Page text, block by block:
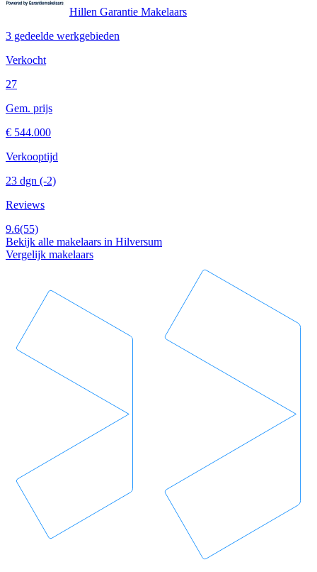
Hillen Garantie Makelaars
3 gedeelde werkgebieden
Verkocht
27
Gem. prijs
€ 544.000
Verkooptijd
23 dgn (-2)
Reviews
9.6(55)
Bekijk alle makelaars in Hilversum
Vergelijk makelaars